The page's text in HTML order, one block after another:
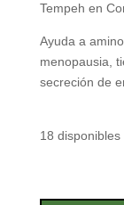
Tempeh en
Ayuda a
menopausia,
secreción de
18 disponibles
EN